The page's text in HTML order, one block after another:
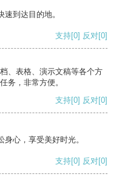
到达目的地。
支持[0] 反对[0]
、表格、演示文稿等各个方
务，非常方便。
支持[0] 反对[0]
心，享受美好时光。
支持[0] 反对[0]